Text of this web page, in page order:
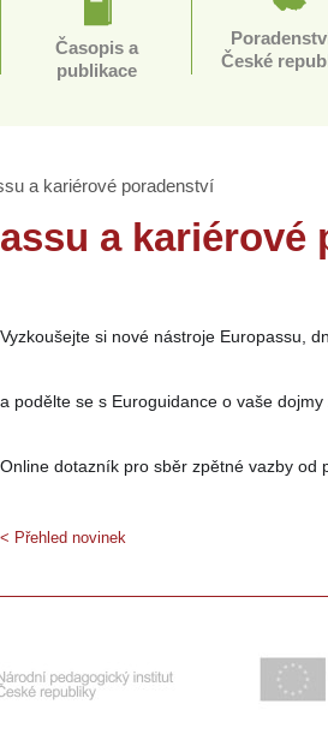
Časopis a
publikace
České
a kariérové poradenství
a kariérové
Vyzkoušejte si nové nástroje Europassu,
a podělte se s Euroguidance o vaše
Online dotazník pro sběr zpětné vazby od
< Přehled novinek